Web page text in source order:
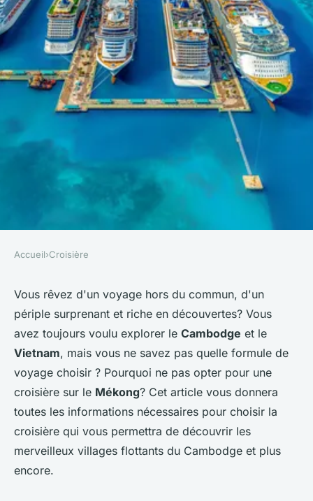
Quelle croisière offre des
excursions pour découvrir les
villages flottants du
Cambodge?
Ayden•28 juin 2024•5 min de lecture
Accueil›Croisière
Vous rêvez d'un voyage hors du commun, d'un
périple surprenant et riche en découvertes? Vous
avez toujours voulu explorer le Cambodge et le
Vietnam, mais vous ne savez pas quelle formule de
voyage choisir ? Pourquoi ne pas opter pour une
croisière sur le Mékong? Cet article vous donnera
toutes les informations nécessaires pour choisir la
croisière qui vous permettra de découvrir les
merveilleux villages flottants du Cambodge et plus
encore.